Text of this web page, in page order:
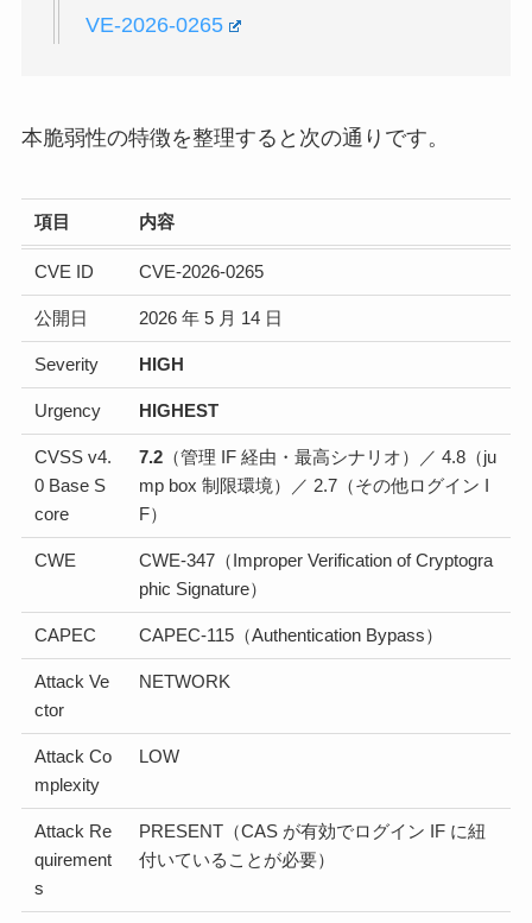
VE-2026-0265
本脆弱性の特徴を整理すると次の通りです。
項目 内容
CVE ID CVE-2026-0265
公開日 2026 年 5 月 14 日
Severity HIGH
Urgency HIGHEST
CVSS v4.
0 Base S
core
7.2 （管理 IF 経由・最高シナリオ）／ 4.8（ju
mp box 制限環境）／ 2.7（その他ログイン I
F）
CWE
CWE-347（Improper Verification of Cryptogra
phic Signature）
CAPEC CAPEC-115（Authentication Bypass）
Attack Ve
ctor
NETWORK
Attack Co
mplexity
LOW
Attack Re
quirement
s
PRESENT（CAS が有効でログイン IF に紐
付いていることが必要）